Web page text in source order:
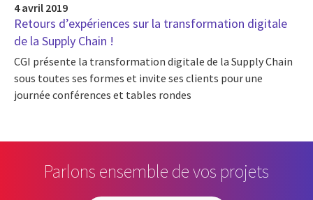
4 avril 2019
Retours d’expériences sur la transformation digitale
de la Supply Chain !
CGI présente la transformation digitale de la Supply Chain
sous toutes ses formes et invite ses clients pour une
journée conférences et tables rondes
Parlons ensemble de vos projets